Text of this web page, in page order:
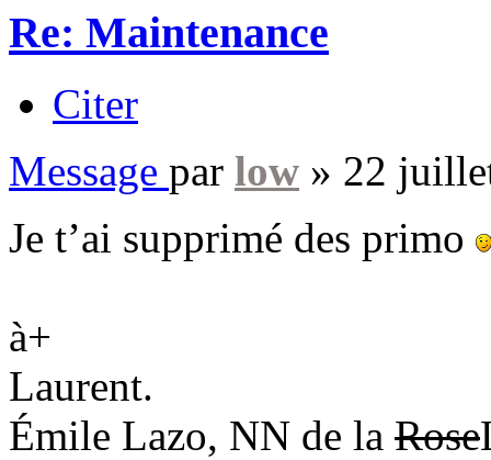
Re: Maintenance
Citer
Message par low » 22
Je t’ai supprimé des primo
à+
Laurent.
Émile Lazo, NN de la Rose